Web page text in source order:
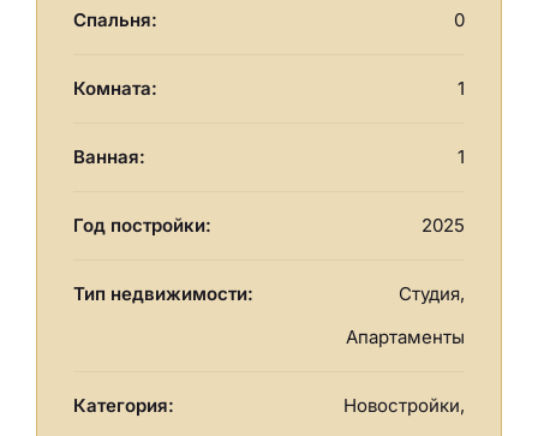
Спальня: 0
Комната: 1
Ванная: 1
Год постройки: 2025
Тип недвижимости:
Студия,
Апартаменты
Категория:
Новостройки,